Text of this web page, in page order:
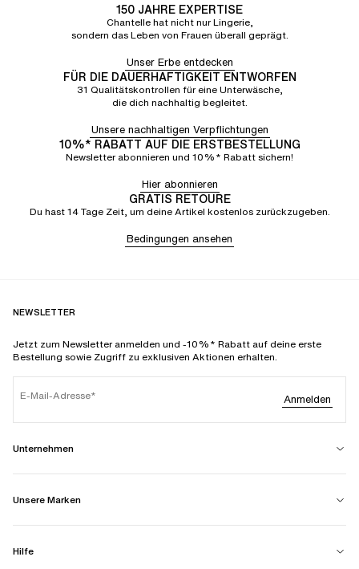
150 JAHRE EXPERTISE
Chantelle hat nicht nur Lingerie,
sondern das Leben von Frauen überall geprägt.
Unser Erbe entdecken
FÜR DIE DAUERHAFTIGKEIT ENTWORFEN
31 Qualitätskontrollen für eine Unterwäsche,
die dich nachhaltig begleitet.
Unsere nachhaltigen Verpflichtungen
10%* RABATT AUF DIE ERSTBESTELLUNG
Newsletter abonnieren und 10%* Rabatt sichern!
Hier abonnieren
GRATIS RETOURE
Du hast 14 Tage Zeit, um deine Artikel kostenlos zurückzugeben.
Bedingungen ansehen
NEWSLETTER
Jetzt zum Newsletter anmelden und -10%* Rabatt auf deine erste
Bestellung sowie Zugriff zu exklusiven Aktionen erhalten.
E-Mail-Adresse Anmelden
Unternehmen
Unsere Marken
Hilfe